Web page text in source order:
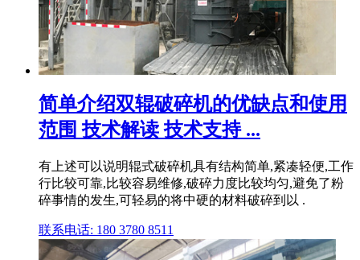
简单介绍双辊破碎机的优缺点和使用
范围 技术解读 技术支持 ...
有上述可以说明辊式破碎机具有结构简单,紧凑轻便,工作
行比较可靠,比较容易维修,破碎力度比较均匀,避免了粉
碎事情的发生,可轻易的将中硬的材料破碎到以 .
联系电话: 180 3780 8511